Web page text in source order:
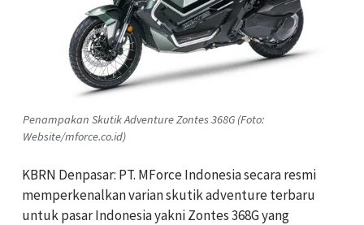
Penampakan Skutik Adventure Zontes 368G (Foto:
Website/mforce.co.id)
KBRN Denpasar: PT. MForce Indonesia secara resmi
memperkenalkan varian skutik adventure terbaru
untuk pasar Indonesia yakni Zontes 368G yang